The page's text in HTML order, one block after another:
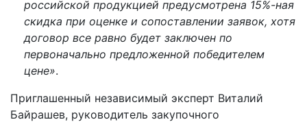
российской продукцией предусмотрена 15%-ная
скидка при оценке и сопоставлении заявок, хотя
договор все равно будет заключен по
первоначально предложенной победителем
цене».
Приглашенный независимый эксперт Виталий
Байрашев, руководитель закупочного